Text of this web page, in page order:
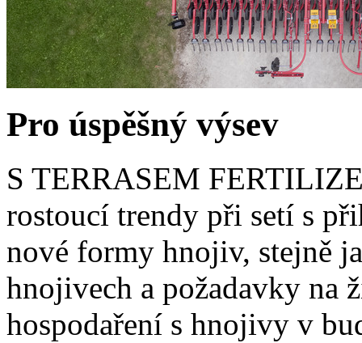
Pro úspěšný výsev
S TERRASEM
rostoucí trendy při setí s
nové formy hnojiv, stejně
hnojivech a požadavky na
hospodaření s hnojivy v